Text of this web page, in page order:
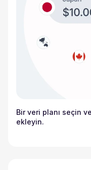
Bir veri planı seçin
ekleyin.